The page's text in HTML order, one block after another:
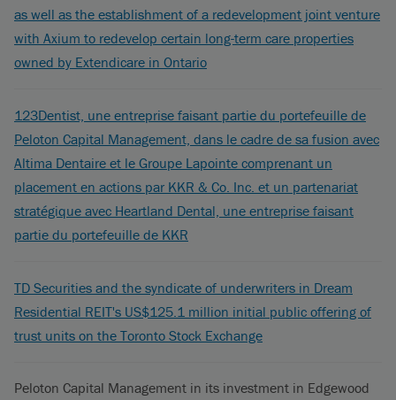
as well as the establishment of a redevelopment joint venture
with Axium to redevelop certain long-term care properties
owned by Extendicare in Ontario
123Dentist, une entreprise faisant partie du portefeuille de
Peloton Capital Management, dans le cadre de sa fusion avec
Altima Dentaire et le Groupe Lapointe comprenant un
placement en actions par KKR & Co. Inc. et un partenariat
stratégique avec Heartland Dental, une entreprise faisant
partie du portefeuille de KKR
TD Securities and the syndicate of underwriters in Dream
Residential REIT's US$125.1 million initial public offering of
trust units on the Toronto Stock Exchange
Peloton Capital Management in its investment in Edgewood